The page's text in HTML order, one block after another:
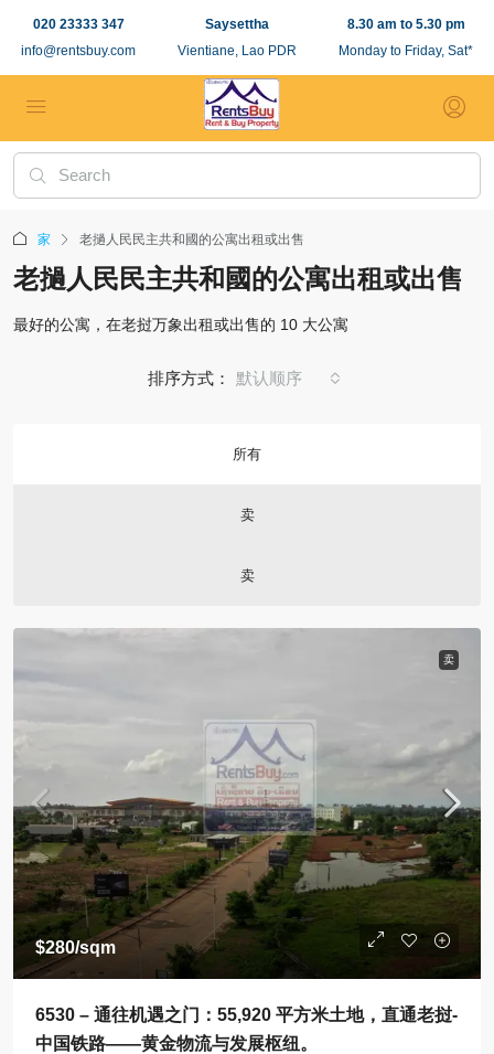
020 23333 347
info@rentsbuy.com
Saysettha
Vientiane, Lao PDR
8.30 am to 5.30 pm
Monday to Friday, Sat*
家 老撾人民民主共和國的公寓出租或出售
老撾人民民主共和國的公寓出租或出售
最好的公寓，在老挝万象出租或出售的 10 大公寓
所有
卖
卖
排序方式： 默认顺序
卖
$280/sqm
6530 – 通往机遇之门：55,920 平方米土地，直通老挝-
中国铁路——黄金物流与发展枢纽。